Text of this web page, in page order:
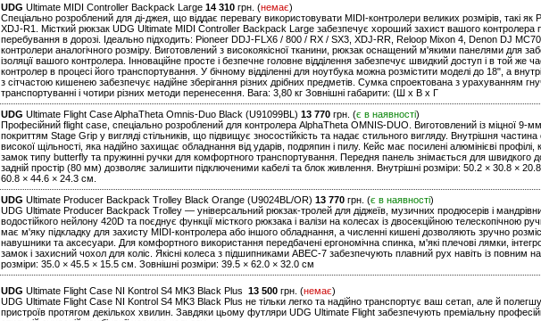
UDG Ultimate MIDI Controller Backpack Large 14 310 грн. (немає)
Спеціально розроблений для ді-джея, що віддає перевагу використовувати MIDI-контролери великих розмірів, такі як
XDJ-R1. Місткий рюкзак UDG Ultimate MIDI Controller Backpack Large забезпечує хороший захист вашого контролера
перебування в дорозі. Ідеально підходить: Pioneer DDJ-FLX6 / 800 / RX / SX3, XDJ-RR, Reloop Mixon 4, Denon DJ
контролери аналогічного розміру. Виготовлений з високоякісної тканини, рюкзак оснащений м'якими панелями для
ізоляції вашого контролера. Інноваційне просте і безпечне головне відділення забезпечує швидкий доступ і в той же
контролер в процесі його транспортування. У бічному відділенні для ноутбука можна розмістити моделі до 18", а
з сітчастою кишенею забезпечує надійне зберігання різних дрібних предметів. Сумка спроектована з урахуванням
транспортуванні і чотири різних методи перенесення. Вага: 3,80 кг Зовнішні габарити: (Ш х В х Г
UDG Ultimate Flight Case AlphaTheta Omnis-Duo Black (U91099BL) 13 770 грн. (є в наявності)
Професійний flight case, спеціально розроблений для контролера AlphaTheta OMNIS-DUO. Виготовлений із міцної 9-
покриттям Stage Grip у вигляді стільників, що підвищує зносостійкість та надає стильного вигляду. Внутрішня
високої щільності, яка надійно захищає обладнання від ударів, подряпин і пилу. Кейс має посилені алюмінієві профілі,
замок типу butterfly та пружинні ручки для комфортного транспортування. Передня панель знімається для швидкого
задній простір (80 мм) дозволяє залишити підключеними кабелі та блок живлення. Внутрішні розміри: 50.2 × 30.8 ×
60.8 × 44.6 × 24.3 см.
UDG Ultimate Producer Backpack Trolley Black Orange (U9024BL/OR) 13 770 грн. (є в наявності)
UDG Ultimate Producer Backpack Trolley — універсальний рюкзак-тролей для діджеїв, музичних продюсерів і
водостійкого нейлону 420D та поєднує функції місткого рюкзака і валізи на колесах із двосекційною телескопічною
має м'яку підкладку для захисту MIDI-контролера або іншого обладнання, а численні кишені дозволяють зручно
навушники та аксесуари. Для комфортного використання передбачені ергономічна спинка, м'які плечові лямки,
замок і захисний чохол для коліс. Якісні колеса з підшипниками ABEC-7 забезпечують плавний рух навіть із повним
розміри: 35.0 × 45.5 × 15.5 см. Зовнішні розміри: 39.5 × 62.0 × 32.0 см
UDG Ultimate Flight Case NI Kontrol S4 MK3 Black Plus 13 500 грн. (немає)
UDG Ultimate Flight Case NI Kontrol S4 MK3 Black Plus не тільки легко та надійно транспортує ваш сетап, але й
пристроїв протягом декількох хвилин. Завдяки цьому футляри UDG Ultimate Flight забезпечують преміальну